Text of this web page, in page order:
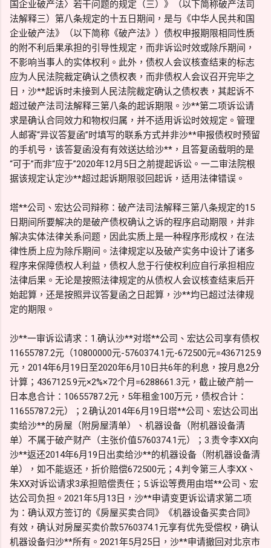
国企业破产法〉若干问题的规定（三）》（以下简称破产法司
法解释三）第八条规定的十五日期间，是与《中华人民共和国
企业破产法》（以下简称《破产法》）债权申报期限相同性质
的附不利后果承担的引导性规定，而非诉讼时效或除斥期间，
不影响当事人的实体权利。此外，债权人会议核查结束的标志
应为人民法院裁定确认之债权表，而非债权人会议召开完毕之
日，沙**起诉时未接到人民法院裁定确认之债权表，其起诉不
超过破产法司法解释三第八条的起诉期限。沙**第二项诉讼请
求是确认合同效力和物权归属，并不适用诉讼时效规定。管理
人邮寄“异议答复函”时填写的联系方式并非沙**申报债权时预留
的手机号，该答复函没有有效送达给沙**，且答复函载明的是
“可于”而非“应于”2020年12月5日之前提起诉讼。一二审法院根
据该规定认定沙**超过起诉期限驳回起诉，适用法律错误。
塔**公司、宏达公司辩称：破产法司法解释三第八条规定的15
日期间所要解决的是破产债权确认之诉的程序启动期限，并非
解决实体法律关系问题，因此实质上是一种程序形成权，在法
律性质上应为除斥期间。法律规定以及破产实务中设计了诸多
程序来保障债权人利益，债权人怠于行使权利应自行承担相应
法律后果。无论是按照法律规定的从债权人会议核查结束后开
始起算，还是按照异议答复函之日起算，沙**均已超过法律规
定的期限。
沙**一审诉讼请求：1.确认沙**对塔**公司、宏达公司享有债权
11655787.2元（10800000元-5760374.1元-672500元=4367125.9
元，2014年6月19日至2020年6月10日共6年的利息，按月息2分
计算；4367125.9元×2%×72个月=6288661.3元，截止破产前一
日本息合计：10655787.2元，5年租金100万元，债权合计：
11655787.2元）；2.确认2014年6月19日塔**公司、宏达公司出
卖给沙**的房屋（附房屋清单）、机器设备（附机器设备清
单）不属于破产财产（主张价值5760374.1元）；3.责令李XX向
沙**返还2014年6月19日出卖给沙**的机器设备（附机器设备清
单），如不能返还，折价赔偿672500元；4.判令第三人李XX、
朱XX对诉讼请求3承担赔偿责任；5.诉讼等费用由塔**公司、宏
达公司负担。2021年5月13日，沙**申请变更诉讼请求第二项
为：确认双方签订的《房屋买卖合同》《机器设备买卖合同》
有效，确认对房屋买卖价款5760374.1元享有优先受偿权，确认
机器设备归沙**所有。2021年5月25日，沙**申请撤回对北京市